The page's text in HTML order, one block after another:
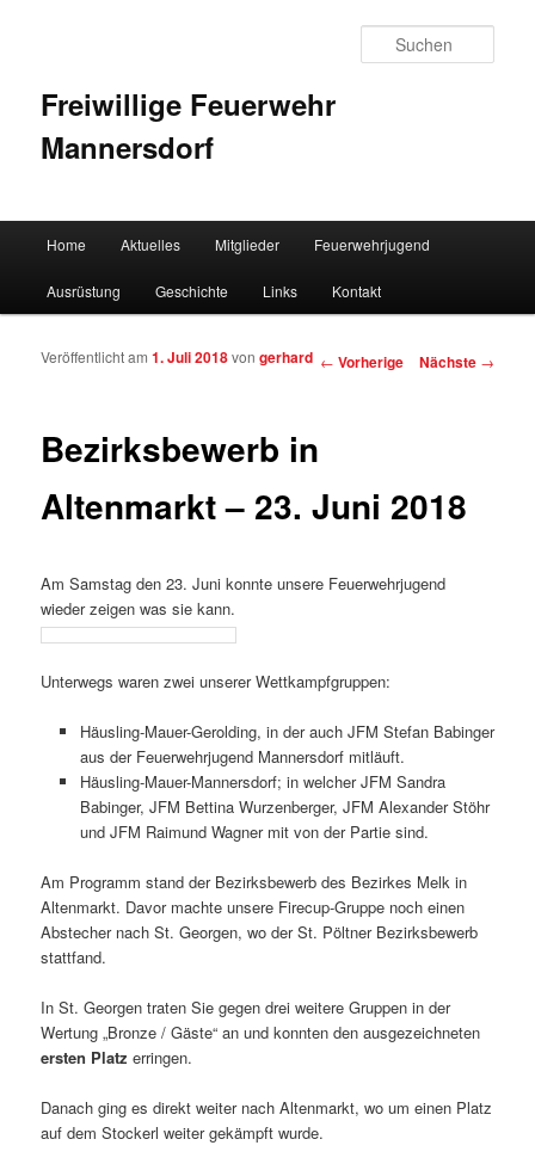
Freiwillige Feuerwehr
Mannersdorf
Zum Inhalt wechseln
Zum sekundären Inhalt wechseln
Home Aktuelles Mitglieder Feuerwehrjugend
Ausrüstung Geschichte Links Kontakt
Artikelnavigation
← Vorherige Nächste →
Bezirksbewerb in
Altenmarkt – 23. Juni 2018
Veröffentlicht am1. Juli 2018vongerhard
Am Samstag den 23. Juni konnte unsere Feuerwehrjugend
wieder zeigen was sie kann.
Unterwegs waren zwei unserer Wettkampfgruppen:
Häusling-Mauer-Gerolding, in der auch JFM Stefan Babinger
aus der Feuerwehrjugend Mannersdorf mitläuft.
Häusling-Mauer-Mannersdorf; in welcher JFM Sandra
Babinger, JFM Bettina Wurzenberger, JFM Alexander Stöhr
und JFM Raimund Wagner mit von der Partie sind.
Am Programm stand der Bezirksbewerb des Bezirkes Melk in
Altenmarkt. Davor machte unsere Firecup-Gruppe noch einen
Abstecher nach St. Georgen, wo der St. Pöltner Bezirksbewerb
stattfand.
In St. Georgen traten Sie gegen drei weitere Gruppen in der
Wertung „Bronze / Gäste“ an und konnten den ausgezeichneten
ersten Platz erringen.
Danach ging es direkt weiter nach Altenmarkt, wo um einen Platz
auf dem Stockerl weiter gekämpft wurde.